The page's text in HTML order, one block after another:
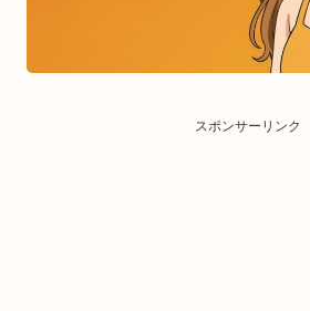
スポンサーリンク